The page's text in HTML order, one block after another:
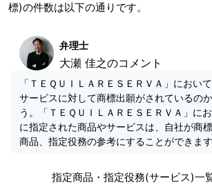
標)の件数は以下の通りです。
弁理士
大瀬 佳之のコメント
「ＴＥＱＵＩＬＡＲＥＳＥＲＶＡ」におい
サービスに対して商標出願がされているの
う。「ＴＥＱＵＩＬＡＲＥＳＥＲＶＡ」に
に指定された商品やサービスは、自社が商
商品、指定役務の参考にすることができます
指定商品・指定役務(サービス)一